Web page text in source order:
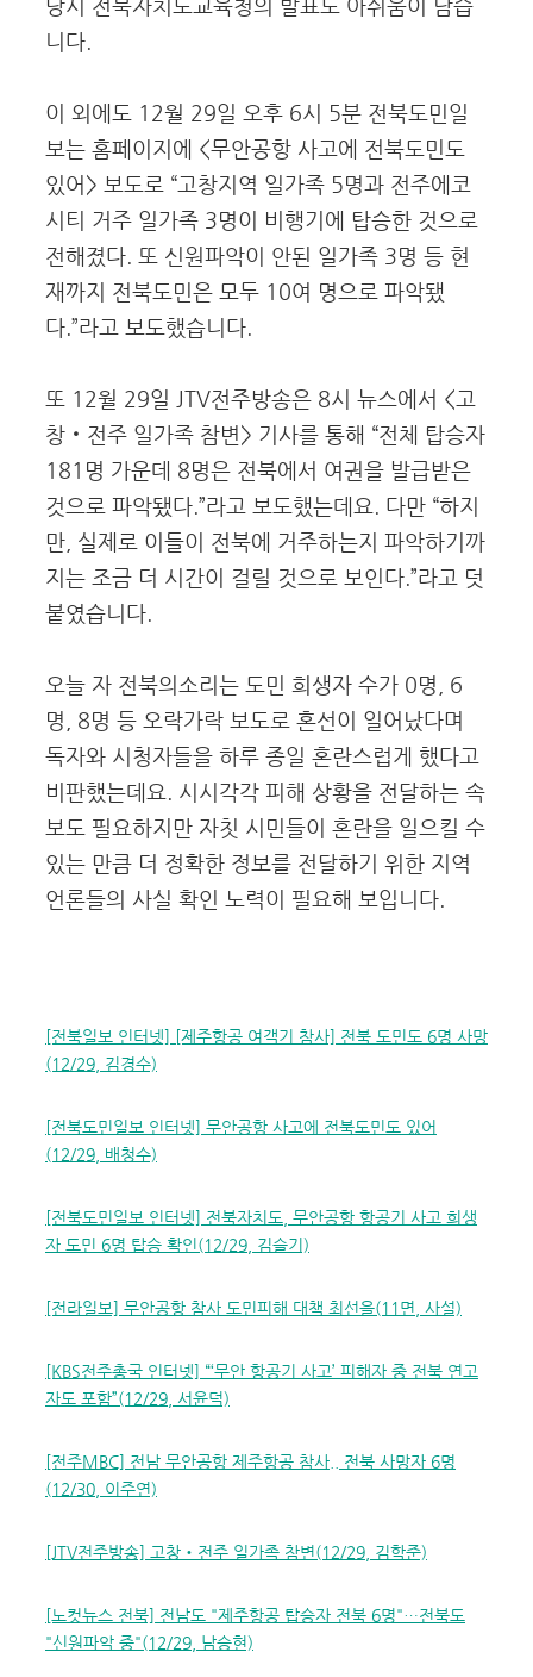
당시 전북자치도교육청의 발표도 아쉬움이 남습
니다.
이 외에도 12월 29일 오후 6시 5분 전북도민일
보는 홈페이지에 <무안공항 사고에 전북도민도
있어> 보도로 “고창지역 일가족 5명과 전주에코
시티 거주 일가족 3명이 비행기에 탑승한 것으로
전해졌다. 또 신원파악이 안된 일가족 3명 등 현
재까지 전북도민은 모두 10여 명으로 파악됐
다.”라고 보도했습니다.
또 12월 29일 JTV전주방송은 8시 뉴스에서 <고
창‧전주 일가족 참변> 기사를 통해 “전체 탑승자
181명 가운데 8명은 전북에서 여권을 발급받은
것으로 파악됐다.”라고 보도했는데요. 다만 “하지
만, 실제로 이들이 전북에 거주하는지 파악하기까
지는 조금 더 시간이 걸릴 것으로 보인다.”라고 덧
붙였습니다.
오늘 자 전북의소리는 도민 희생자 수가 0명, 6
명, 8명 등 오락가락 보도로 혼선이 일어났다며
독자와 시청자들을 하루 종일 혼란스럽게 했다고
비판했는데요. 시시각각 피해 상황을 전달하는 속
보도 필요하지만 자칫 시민들이 혼란을 일으킬 수
있는 만큼 더 정확한 정보를 전달하기 위한 지역
언론들의 사실 확인 노력이 필요해 보입니다.
[전북일보 인터넷] [제주항공 여객기 참사] 전북 도민도 6명 사망
(12/29, 김경수)
[전북도민일보 인터넷] 무안공항 사고에 전북도민도 있어
(12/29, 배청수)
[전북도민일보 인터넷] 전북자치도, 무안공항 항공기 사고 희생
자 도민 6명 탑승 확인(12/29, 김슬기)
[전라일보] 무안공항 참사 도민피해 대책 최선을(11면, 사설)
[KBS전주총국 인터넷] “‘무안 항공기 사고’ 피해자 중 전북 연고
자도 포함”(12/29, 서윤덕)
[전주MBC] 전남 무안공항 제주항공 참사.. 전북 사망자 6명
(12/30, 이주연)
[JTV전주방송] 고창‧전주 일가족 참변(12/29, 김학준)
[노컷뉴스 전북] 전남도 "제주항공 탑승자 전북 6명"…전북도
"신원파악 중"(12/29, 남승현)